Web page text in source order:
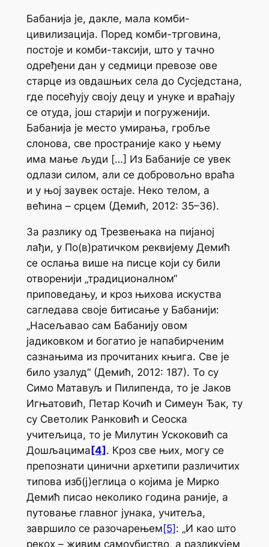
Бабанија је, дакле, мала комби-
цивилизација. Поред комби-трговина,
постоје и комби-таксији, што у тачно
одређени дан у седмици превозе ове
старце из овдашњих села до Сусједстана,
где посећују своју децу и унуке и враћају
се отуда, још старији и погруженији.
Бабанија је место умирања, гробље
слонова, све пространије како у њему
има мање људи […] Из Бабаније се увек
одлази силом, али се добровољно враћа
и у њој заувек остаје. Неко телом, а
већина – срцем (Демић, 2012: 35–36).
За разлику од Трезвењака на пијаној
лађи, у По(в)ратичком реквијемуДемић
се ослања више на писце који су били
отворенији „традиционалном“
приповедању, и кроз њихова искуства
сагледава своје битисање у Бабанији:
„Насељавао сам Бабанију овом
јадиковком и богатио је напабирченим
сазнањима из прочитаних књига. Све је
било узалуд“ (Демић, 2012: 187). То су
Симо Матавуљ и Пилипенда, то је Јаков
Игњатовић, Петар Кочић и Симеун Ђак, ту
су Светолик Ранковић и Сеоска
учитељица, то је Милутин Ускоковић са
Дошљацима[4]. Кроз све њих, могу се
препознати цинични архетипи различитих
типова изб(ј)еглица о којима је Мирко
Демић писао неколико година раније, а
путовање главног јунака, учитеља,
завршило се разочарењем[5]: „И као што
рекох – живим самоубиство, а разликујем